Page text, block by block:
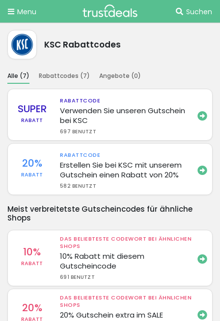
Menu Suchen
KSC Rabattcodes
Alle (7) Rabattcodes (7) Angebote (0)
SUPER
RABATT
RABATTCODE
Verwenden Sie unseren Gutschein
bei KSC
697 BENUTZT
20%
RABATT
RABATTCODE
Erstellen Sie bei KSC mit unserem
Gutschein einen Rabatt von 20%
582 BENUTZT
Meist verbreitetste Gutscheincodes für ähnliche
Shops
10%
RABATT
DAS BELIEBTESTE CODEWORT BEI ÄHNLICHEN
SHOPS
10% Rabatt mit diesem
Gutscheincode
691 BENUTZT
20%
RABATT
DAS BELIEBTESTE CODEWORT BEI ÄHNLICHEN
SHOPS
20% Gutschein extra im SALE